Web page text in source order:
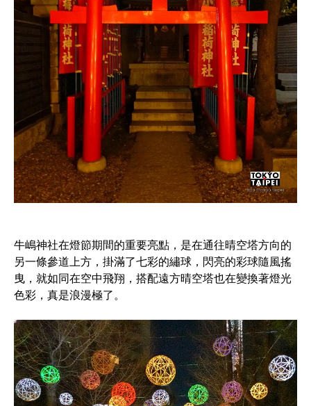
牛嶋神社在燈節期間的重要亮點，是在通往晴空塔方向的
另一條參道上方，掛滿了七彩的繡球，閃亮的彩球隨風搖
曳，就如同在空中飛翔，搭配遠方晴空塔也在變換著燈光
色彩，真是浪漫極了。